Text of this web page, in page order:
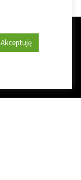
naszą
Akceptuję